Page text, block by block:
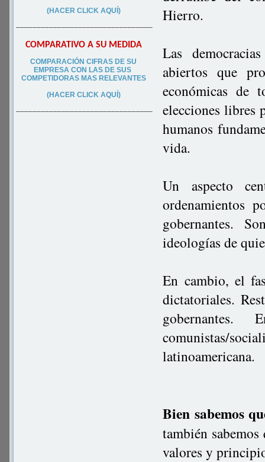
(HACER CLICK AQUÍ)
–––––––––––––––––––––––––––––––––
COMPARATIVO A SU MEDIDA
COMPARACIÓN CIFRAS DE SU
EMPRESA CON LAS DE SUS
COMPETIDORAS MAS RELEVANTES
(HACER CLICK AQUÍ)
–––––––––––––––––––––––––––––––––
Hierro.
Las
abiertos que
económicas de
elecciones libres
humanos
vida.
Un aspecto
ordenamientos
gobernantes.
ideologías de
En cambio, el
dictatoriales.
comunistas/
latinoamericana.
Bien sabemos
también
valores y